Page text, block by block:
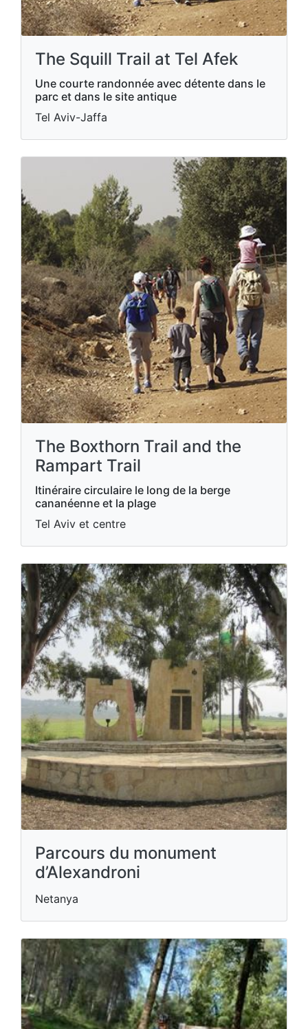
The Squill Trail at Tel Afek
Une courte randonnée avec détente dans le
parc et dans le site antique
Tel Aviv-Jaffa
The Boxthorn Trail and the
Rampart Trail
Itinéraire circulaire le long de la berge
cananéenne et la plage
Tel Aviv et centre
Parcours du monument
d’Alexandroni
Netanya